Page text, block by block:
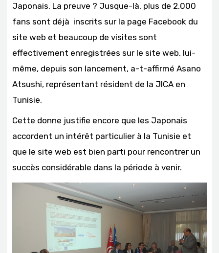
Japonais. La preuve ? Jusque-là, plus de 2.000
fans sont déjà inscrits sur la page Facebook du
site web et beaucoup de visites sont
effectivement enregistrées sur le site web, lui-
même, depuis son lancement, a-t-affirmé Asano
Atsushi, représentant résident de la JICA en
Tunisie.
Cette donne justifie encore que les Japonais
accordent un intérêt particulier à la Tunisie et
que le site web est bien parti pour rencontrer un
succès considérable dans la période à venir.